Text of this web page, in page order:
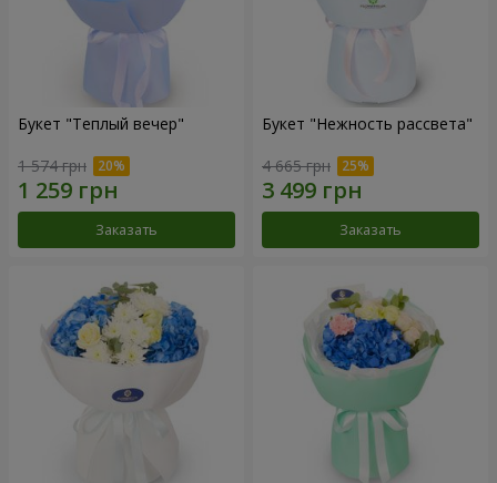
Букет "Теплый вечер"
1 574 грн
Заказать
Букет "Нежность рассвета"
4 665 грн
Заказать